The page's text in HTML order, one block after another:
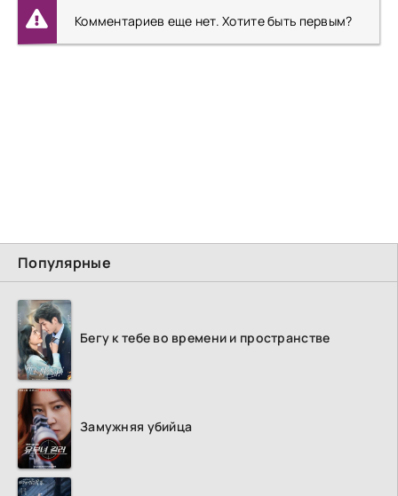
Популярные
Бегу к тебе во времени и пространстве
Замужняя убийца
Комментариев еще нет. Хотите быть первым?